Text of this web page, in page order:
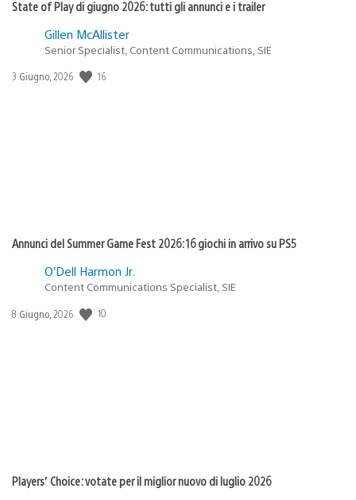
State of Play di giugno 2026: tutti gli annunci e i trailer
Gillen McAllister
Senior Specialist, Content Communications, SIE
Data
3 Giugno, 2026 16
Annunci del Summer Game Fest 2026: 16 giochi in arrivo su PS5
O’Dell Harmon Jr.
Content Communications Specialist, SIE
Data
8 Giugno, 2026 10
Players’ Choice: votate per il miglior nuovo di luglio 2026